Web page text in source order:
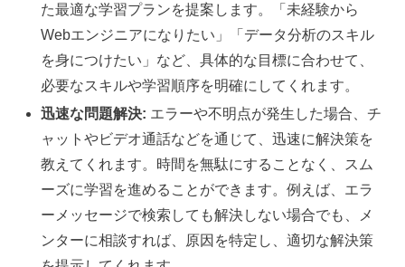
た最適な学習プランを提案します。「未経験から
Webエンジニアになりたい」「データ分析のスキル
を身につけたい」など、具体的な目標に合わせて、
必要なスキルや学習順序を明確にしてくれます。
迅速な問題解決: エラーや不明点が発生した場合、チ
ャットやビデオ通話などを通じて、迅速に解決策を
教えてくれます。時間を無駄にすることなく、スム
ーズに学習を進めることができます。例えば、エラ
ーメッセージで検索しても解決しない場合でも、メ
ンターに相談すれば、原因を特定し、適切な解決策